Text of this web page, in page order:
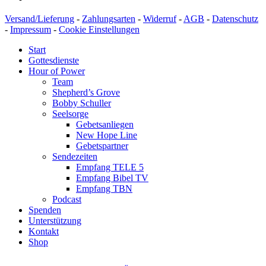
Versand/Lieferung - Zahlungsarten - Widerruf- AGB - Datenschutz
- Impressum - Cookie Einstellungen
Start
Gottesdienste
Hour of Power
Team
Shepherd’s Grove
Bobby Schuller
Seelsorge
Gebetsanliegen
New Hope Line
Gebetspartner
Sendezeiten
Empfang TELE 5
Empfang Bibel TV
Empfang TBN
Podcast
Spenden
Unterstützung
Kontakt
Shop